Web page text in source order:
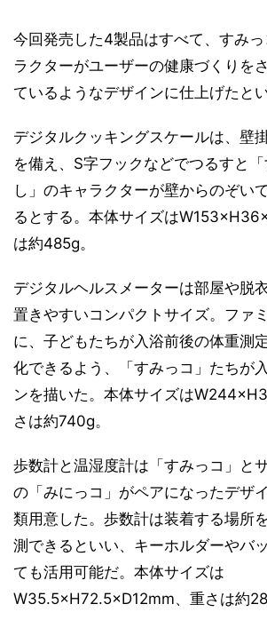
今回発売した4製品はすべて、すみ
ラクターがユーザーの健康づくりを
ているようなデザインに仕上げたとい
デジタルクッキングスケールは、壁
を備え、S字フックなどでつるすと
し」のキャラクターが壁からのぞい
るとする。本体サイズは
は約485g。
デジタルヘルスメーターは部屋や脱
置きやすいコンパクトサイズ。ファ
に、子どもたちが入浴前後の体重測
化できるよう、「すみっコ」たちが
ンを描いた。本体サイズは
さは約740g。
歩数計と温湿度計は「すみっコ」と
の「みにっコ」がペアになったデザ
類用意した。歩数計は装着する場所
測できるといい、キーホルダーやバ
ても活用可能だ。本体サイズは
W35.5×H72.5×D12mm、重さは約